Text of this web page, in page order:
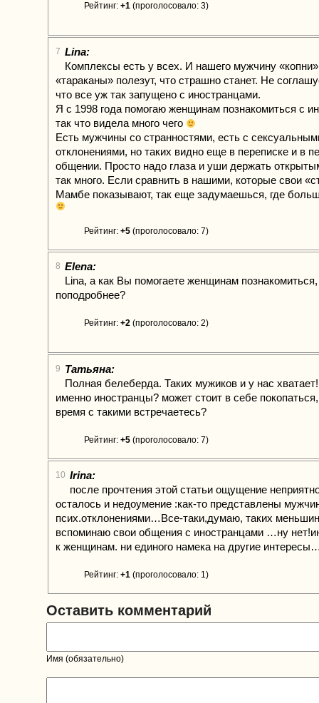
Рейтинг: +1 (проголосовало: 3)
7 Lina:
Комплексы есть у всех. И нашего мужчину
«тараканы» полезут, что страшно станет. Не
что все уж так запущено с иностранцами.
Я с 1998 года помогаю женщинам познакомиться с
так что видела много чего
Есть мужчины со странностями, есть с
отклонениями, но таких видно еще в переписке и в
общении. Просто надо глаза и уши держать
так много. Если сравнить в нашими, которые свои
Мамбе показывают, так еще задумаешься, где
Рейтинг: +5 (проголосовало: 7)
8 Elena:
Lina, а как Вы помогаете женщинам
поподробнее?
Рейтинг: +2 (проголосовало: 2)
9 Татьяна:
Полная белеберда. Таких мужиков и у нас
именно иностранцы? может стоит в себе
время с такими встречаетесь?
Рейтинг: +5 (проголосовало: 7)
10 Irina:
после прочтения этой статьи ощущение
осталось и недоумение :как-то представлены
псих.отклонениями…Все-таки,думаю, таких
вспоминаю свои общения с иностранцами …ну
к женщинам. ни единого намека на другие
Рейтинг: +1 (проголосовало: 1)
Оставить комментарий
Имя (обязательно)